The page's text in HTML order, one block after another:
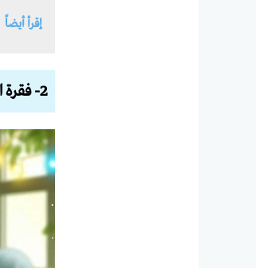
إقرأ أيضاً
2- فقرة القرآن الكريم